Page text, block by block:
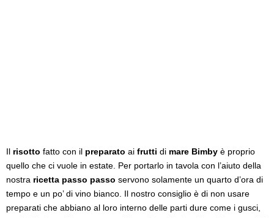
Il risotto fatto con il preparato ai frutti di mare Bimby è proprio
quello che ci vuole in estate. Per portarlo in tavola con l’aiuto della
nostra ricetta passo passo servono solamente un quarto d’ora di
tempo e un po’ di vino bianco. Il nostro consiglio è di non usare
preparati che abbiano al loro interno delle parti dure come i gusci,